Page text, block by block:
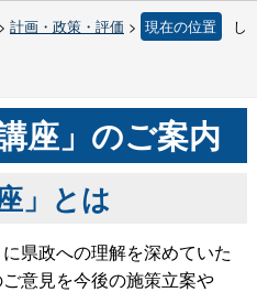
> 計画・政策・評価 > 現在の位置 し
座」のご案内
」とは
県政への理解を深めていた
意見を今後の施策立案や